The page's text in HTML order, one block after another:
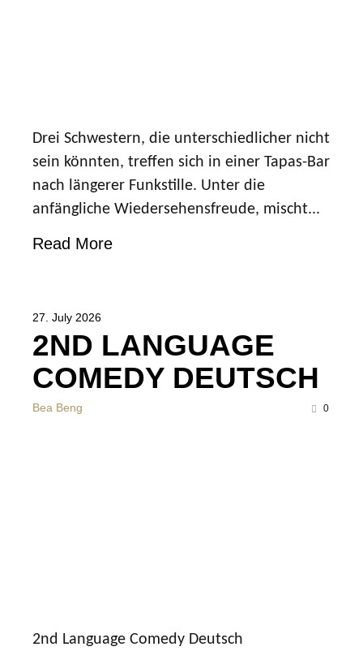
Drei Schwestern, die unterschiedlicher nicht
sein könnten, treffen sich in einer Tapas-Bar
nach längerer Funkstille. Unter die
anfängliche Wiedersehensfreude, mischt...
Read More
27. July 2026
2ND LANGUAGE
COMEDY DEUTSCH
Bea Beng 0
2nd Language Comedy Deutsch